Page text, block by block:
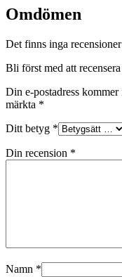
Omdömen
Det finns inga
Bli först med att
Din e-postadress kommer
märkta *
Ditt betyg *
Din recension *
Namn *